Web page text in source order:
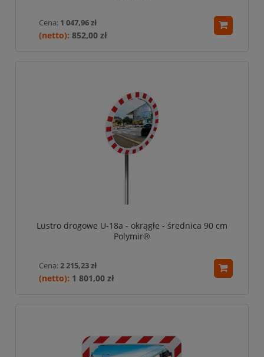
Cena: 1 047,96 zł
852,00 zł
Lustro drogowe U-18a - okrągłe - średnica 90 cm
Polymir®
Cena:2 215,23 zł
1 801,00 zł